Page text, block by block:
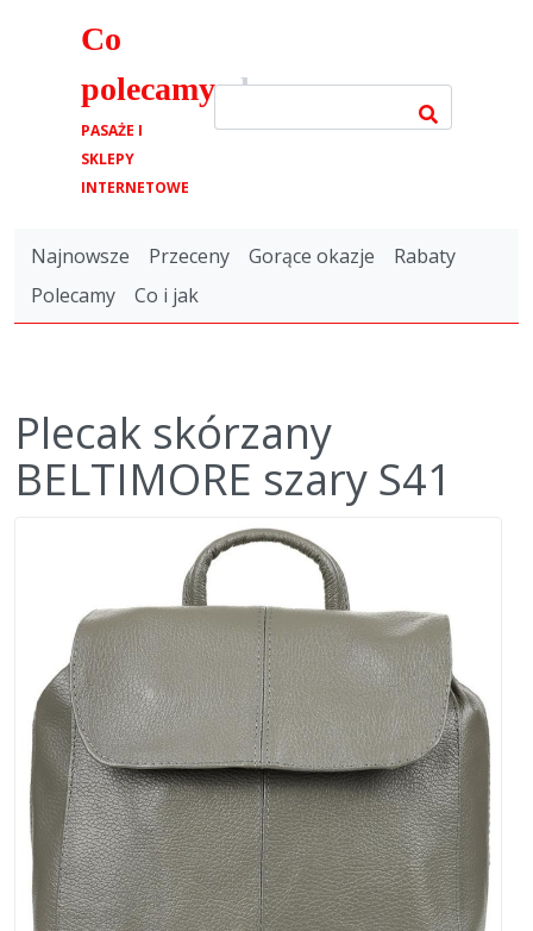
Co
polecamy.pl
PASAŻE I
SKLEPY
INTERNETOWE
Najnowsze Przeceny Gorące okazje
Rabaty
Polecamy
Co i jak
Plecak skórzany
BELTIMORE szary S41